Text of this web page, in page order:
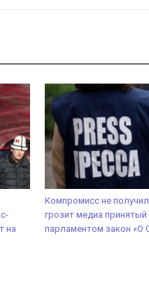
на
Компромисс не
грозит медиа принятый
парламентом закон «О